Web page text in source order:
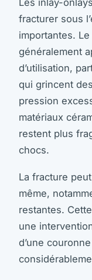
fracturer sous
importantes. Le
généralement
d’utilisation,
qui grincent
pression
matériaux
restent plus
chocs.
La fracture
même,
restantes.
une
d’une